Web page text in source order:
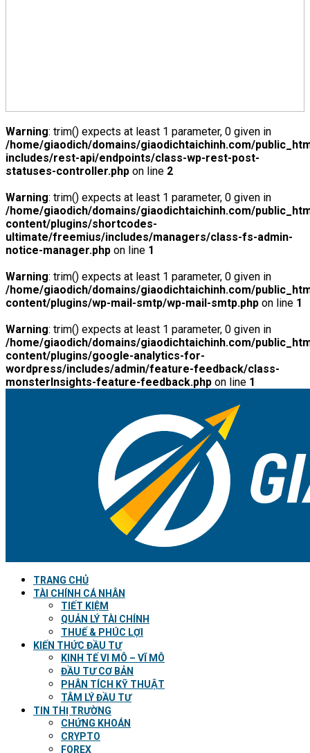
Warning: trim() expects at least 1 parameter, 0 given in
/home/giaodich/domains/giaodichtaichinh.com/
includes/rest-api/endpoints/class-wp-rest-post-
statuses-controller.php on line 2
Warning: trim() expects at least 1 parameter, 0 given in
/home/giaodich/domains/giaodichtaichinh.com/
content/plugins/shortcodes-
ultimate/freemius/includes/managers/class-fs-admin-
notice-manager.php on line 1
Warning: trim() expects at least 1 parameter, 0 given in
/home/giaodich/domains/giaodichtaichinh.com/
content/plugins/wp-mail-smtp/wp-mail-smtp.php on line 1
Warning: trim() expects at least 1 parameter, 0 given in
/home/giaodich/domains/giaodichtaichinh.com/
content/plugins/google-analytics-for-
wordpress/includes/admin/feature-feedback/class-
monsterInsights-feature-feedback.php on line 1
TRANG CHỦ
TÀI CHÍNH CÁ NHÂN
TIẾT KIỆM
QUẢN LÝ TÀI CHÍNH
THUẾ & PHÚC LỢI
KIẾN THỨC ĐẦU TƯ
KINH TẾ VI MÔ – VĨ MÔ
ĐẦU TƯ CƠ BẢN
PHÂN TÍCH KỸ THUẬT
TÂM LÝ ĐẦU TƯ
TIN THỊ TRƯỜNG
CHỨNG KHOÁN
CRYPTO
FOREX